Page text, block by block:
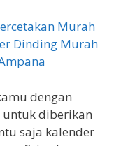
dengan
untuk diberikan
saja kalender